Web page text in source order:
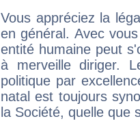
Vous appréciez la
en général. Avec
entité humaine peut
à merveille diriger.
politique par
natal est toujours
la Société, quelle que